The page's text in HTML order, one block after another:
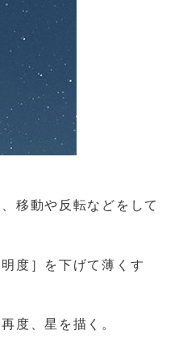
移動や反転などをして
度］を下げて薄くす
度、星を描く。